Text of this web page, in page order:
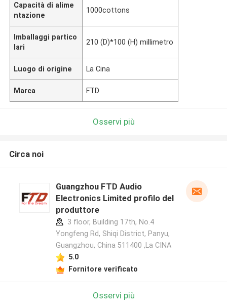
Capacità di alime
ntazione
1000cottons
Imballaggi partico
lari
210 (D)*100 (H) millimetro
Luogo di origine La Cina
Marca FTD
Osservi più
Circa noi
Guangzhou FTD Audio
Electronics Limited profilo del
produttore
3 floor, Building 17th, No.4
Yongfeng Rd, Shiqi District, Panyu,
Guangzhou, China 511400 ,La CINA
5.0
Fornitore verificato
Osservi più